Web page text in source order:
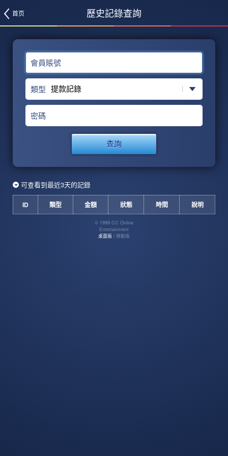
首页 歷史記錄查詢
會員賬號
類型
密碼
查詢
可查看到最近3天的記錄
ID 類型 金額 狀態 時間 說明
© 1999 CC Online
Entertainment
桌面版 | 移動版